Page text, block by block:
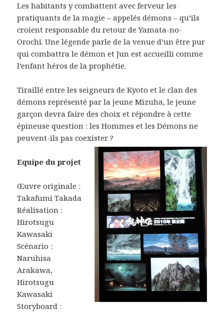
Les habitants y combattent avec ferveur les
pratiquants de la magie – appelés démons – qu’ils
croient responsable du retour de Yamata-no-
Orochi. Une légende parle de la venue d’un être pur
qui combattra le démon et Jun est accueilli comme
l’enfant héros de la prophétie.
Tiraillé entre les seigneurs de Kyoto et le clan des
démons représenté par la jeune Mizuha, le jeune
garçon devra faire des choix et répondre à cette
épineuse question : les Hommes et les Démons ne
peuvent-ils pas coexister ?
Equipe du projet
Œuvre originale :
Takafumi Takada
Réalisation :
Hirotsugu
Kawasaki
Scénario :
Naruhisa
Arakawa,
Hirotsugu
Kawasaki
Storyboard :